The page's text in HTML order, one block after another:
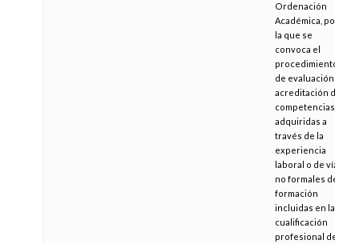
Ordenación
Académica, por
la que se
convoca el
procedimiento
de evaluación y
acreditación de
competencias
adquiridas a
través de la
experiencia
laboral o de vías
no formales de
formación
incluidas en la
cualificación
profesional de